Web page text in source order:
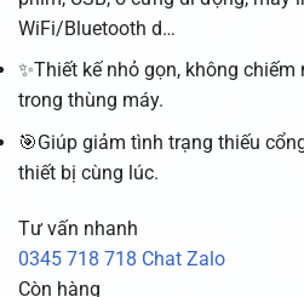
WiFi/Bluetooth d…
✨Thiết kế nhỏ gọn, không
trong thùng máy.
🎯Giúp giảm tình trạng thiếu
thiết bị cùng lúc.
Tư vấn nhanh
0345 718 718 Chat Zalo
Còn hàng